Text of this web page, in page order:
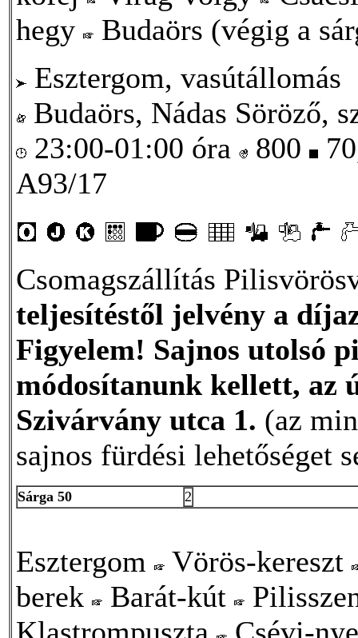
hegy
Budaörs (végig a
Esztergom, vasútállomás
Budaörs, Nádas Söröző,
23:00-01:00 óra
800
A93/17
Csomagszállítás
teljesítéstől jelvény a
Figyelem! Sajnos utolsó
módosítanunk kellett, az
Szivárvány utca 1. (az
sajnos fürdési lehetőséget
Sárga 50 2
Esztergom
Vörös-kereszt
berek
Barát-kút